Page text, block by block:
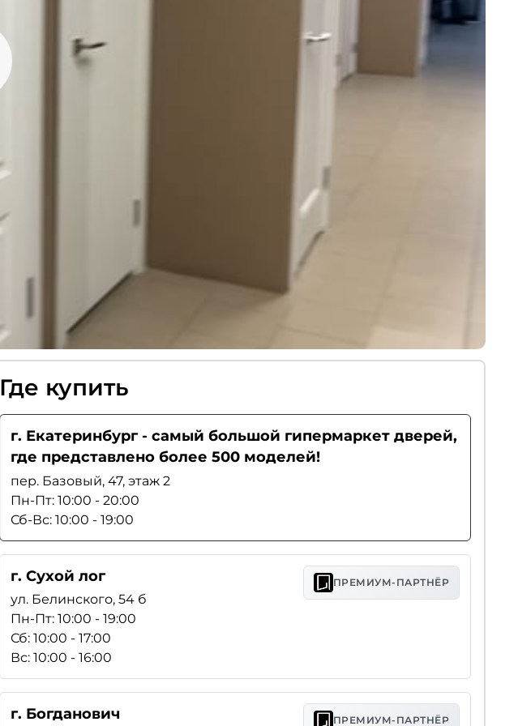
Где купить
г. Екатеринбург - самый большой гипермаркет дверей,
где представлено более 500 моделей!
пер. Базовый, 47, этаж 2
Пн-Пт: 10:00 - 20:00
Сб-Вс: 10:00 - 19:00
г. Сухой лог
ул. Белинского, 54 б
Пн-Пт: 10:00 - 19:00
Сб: 10:00 - 17:00
Вс: 10:00 - 16:00
ПРЕМИУМ-ПАРТНЁР
г. Богданович ПРЕМИУМ-ПАРТНЁР